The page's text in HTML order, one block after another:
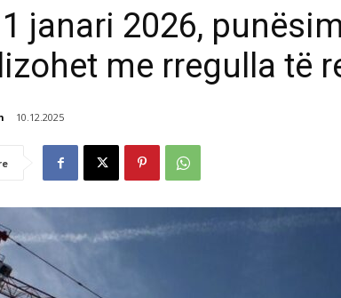
janari 2026,
me rregulla të
10.12.2025